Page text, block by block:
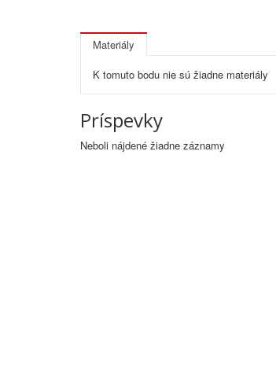
Materiály
K tomuto bodu nie sú žiadne materiály
Príspevky
Neboli nájdené žiadne záznamy